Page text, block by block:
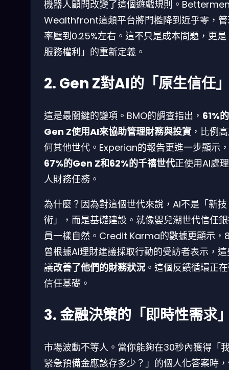
機器人顧問改變了這個遊戲規則。
Wealthfront這類平台將門檻降到近乎零，
率壓到0.25%左右。這不只是成本問題，更是
服務權利」的重新定義。
2. Gen Z對AI的「原生信任
這是最關鍵的變項。BMO的調查指出， 61%的
Gen Z使用AI來協助管理財務與投資，比例
何其他世代。Experian的報告更進一步顯示，
67%的Gen Z和62%的千禧世代正使用AI處
人財務任務。
為什麼？因為對這個世代來說，AI不是「新技
術」，而是基礎建設。就像嬰兒潮世代信任
員一樣自然。Credit Karma的數據更顯示，
曾根據AI理財建議採取行動的受訪者表示，
議改善了他們的財務狀況 。這個反饋循環正
信任基礎。
3. 金融決策的「即時性需求
市場波動不等人。當你能夠在30秒內獲得「
緊急預備金應該存多少？」的個人化答案時